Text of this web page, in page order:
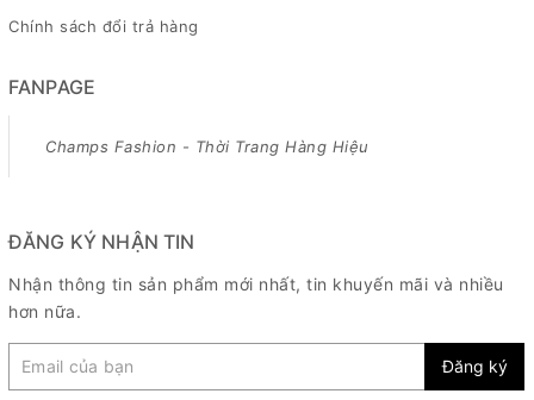
Chính sách đổi trả hàng
FANPAGE
Champs Fashion - Thời Trang Hàng Hiệu
ĐĂNG KÝ NHẬN TIN
Nhận thông tin sản phẩm mới nhất, tin khuyến mãi và nhiều
hơn nữa.
Đăng ký